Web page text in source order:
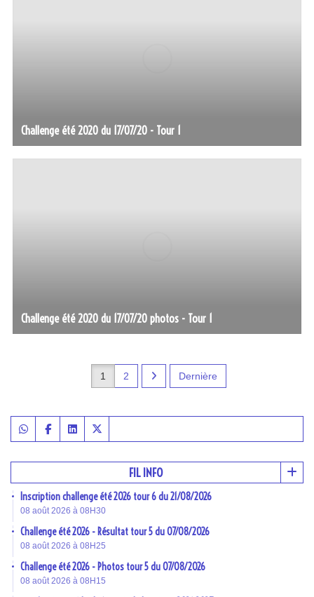
Challenge été 2020 du 17/07/20 - Tour 1
Challenge été 2020 du 17/07/20 photos - Tour 1
1 2 Dernière
FIL INFO
Inscription challenge été 2026 tour 6 du 21/08/2026
08 août 2026 à 08H30
Challenge été 2026 - Résultat tour 5 du 07/08/2026
08 août 2026 à 08H25
Challenge été 2026 - Photos tour 5 du 07/08/2026
08 août 2026 à 08H15